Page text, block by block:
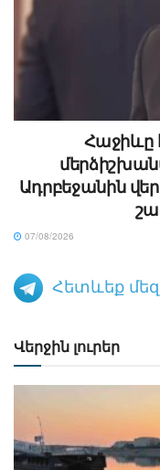
Հաջիևը
Ադրբեջանին
07/08/2026
Հետևեք
Վերջին լուրեր